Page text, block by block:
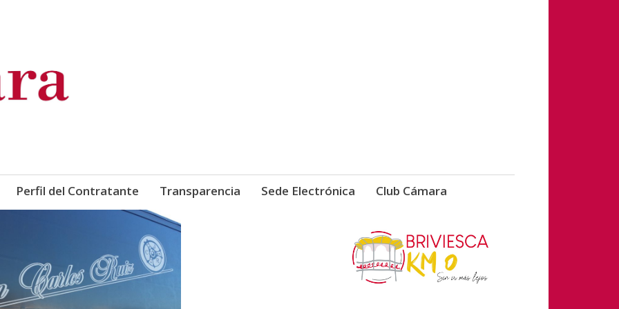
Comercio, Industria y Servicios de Briviesca
Perfil del Contratante Transparencia Sede Electrónica Club Cámara